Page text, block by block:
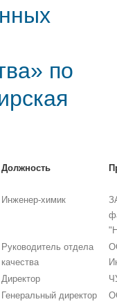
по
Должность
Инженер-химик
Руководитель отдела
качества
Директор
Генеральный директор